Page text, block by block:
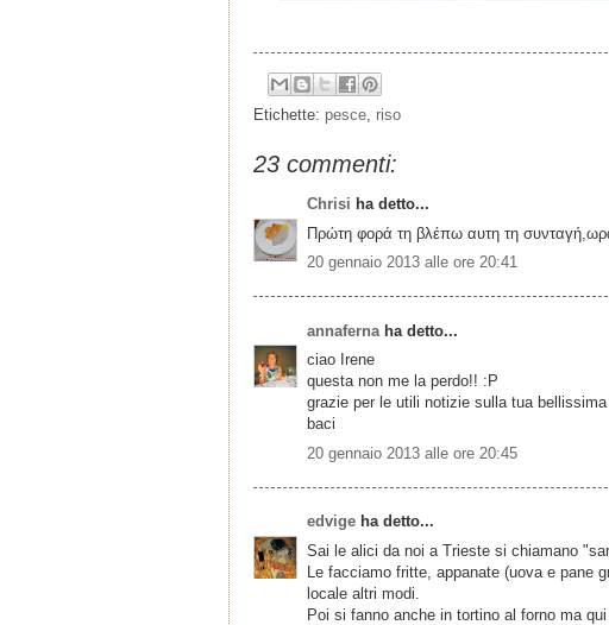
Etichette: pesce, riso
23 commenti:
Chrisi ha detto...
Πρώτη φορά τη βλέπω αυτη τη
20 gennaio 2013 alle ore 20:41
annaferna ha detto...
ciao Irene
questa non me la perdo!! :P
grazie per le utili notizie sulla tua
baci
20 gennaio 2013 alle ore 20:45
edvige ha detto...
Sai le alici da noi a Trieste si chiamano
Le facciamo fritte, appanate (uova e pane
locale altri modi.
Poi si fanno anche in tortino al forno ma